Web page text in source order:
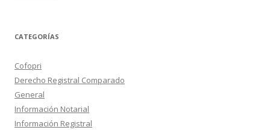
CATEGORÍAS
Cofopri
Derecho Registral Comparado
General
Información Notarial
Información Registral